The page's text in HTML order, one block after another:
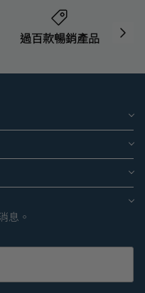
過百款暢銷產品
息。